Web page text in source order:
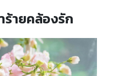
ายคล้องรัก